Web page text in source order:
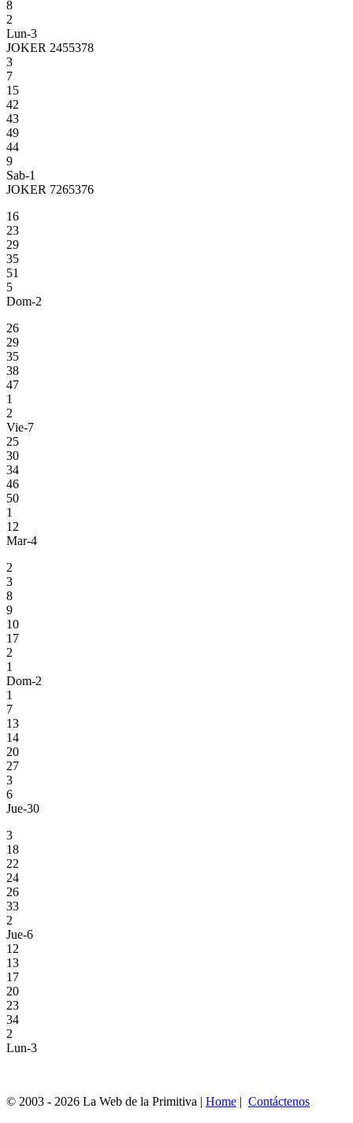
8
2
Lun-3
JOKER 2455378
3
7
15
42
43
49
44
9
Sab-1
JOKER 7265376
16
23
29
35
51
5
Dom-2
26
29
35
38
47
1
2
Vie-7
25
30
34
46
50
1
12
Mar-4
2
3
8
9
10
17
2
1
Dom-2
1
7
13
14
20
27
3
6
Jue-30
3
18
22
24
26
33
2
Jue-6
12
13
17
20
23
34
2
Lun-3
© 2003 - 2026 La Web de la Primitiva | Home | Contáctenos